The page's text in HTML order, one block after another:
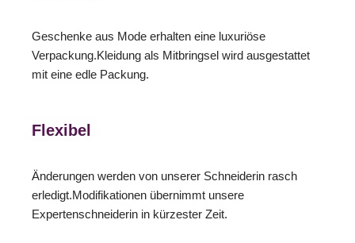
Geschenke aus Mode erhalten eine luxuriöse
Verpackung.Kleidung als Mitbringsel wird ausgestattet
mit eine edle Packung.
Flexibel
Änderungen werden von unserer Schneiderin rasch
erledigt.Modifikationen übernimmt unsere
Expertenschneiderin in kürzester Zeit.